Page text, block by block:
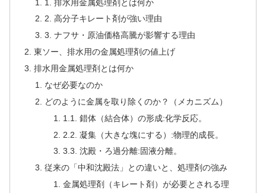
1. 排水用金属処理剤とは何か
2. 高分子キレート剤が強い理由
3. ナフサ・原油価格高騰が影響する理由
東ソー、排水用の金属処理剤の値上げ
排水用金属処理剤とは何か
なぜ必要なのか
どのように金属を取り除くのか？（メカニズム）
1.1. 錯体（結合体）の形成:化学反応。
2.2. 凝集（大きな塊にする）:物理的成長。
3.3. 沈殿・ろ過分離:固液分離。
従来の「中和沈殿法」との違いと、処理剤の強み
金属処理剤（キレート剤）が必要とされる理